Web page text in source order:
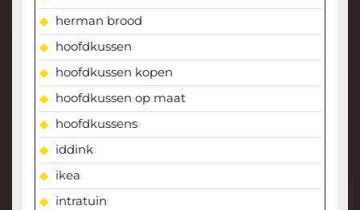
herman brood
hoofdkussen
hoofdkussen kopen
hoofdkussen op maat
hoofdkussens
iddink
ikea
intratuin